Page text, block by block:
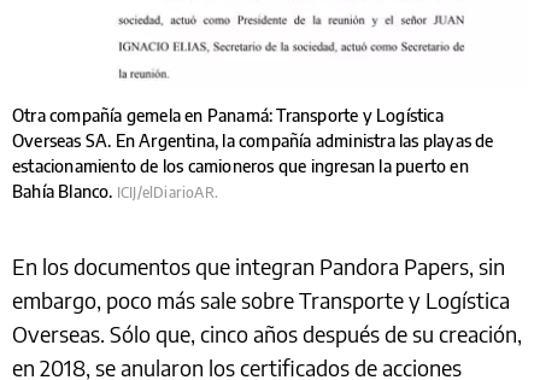
Otra compañía gemela en Panamá: Transporte y Logística
Overseas SA. En Argentina, la compañía administra las playas de
estacionamiento de los camioneros que ingresan la puerto en
Bahía Blanco. ICIJ/elDiarioAR.
En los documentos que integran Pandora Papers, sin
embargo, poco más sale sobre Transporte y Logística
Overseas. Sólo que, cinco años después de su creación,
en 2018, se anularon los certificados de acciones